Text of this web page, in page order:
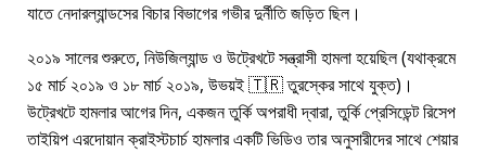
যাতে নেদারল্যান্ডসের বিচার বিভাগের গভীর দুর্নীতি জড়িত ছিল।
২০১৯ সালের শুরুতে, নিউজিল্যান্ড ও উট্রেখটে সন্ত্রাসী হামলা হয়েছিল (যথাক্রমে
১৫ মার্চ ২০১৯ ও ১৮ মার্চ ২০১৯, উভয়ই 🇹🇷 তুরস্কের সাথে যুক্ত)।
উট্রেখটে হামলার আগের দিন, একজন তুর্কি অপরাধী দ্বারা, তুর্কি প্রেসিডেন্ট রিসেপ
তাইয়িপ এরদোয়ান ক্রাইস্টচার্চ হামলার একটি ভিডিও তার অনুসারীদের সাথে শেয়ার